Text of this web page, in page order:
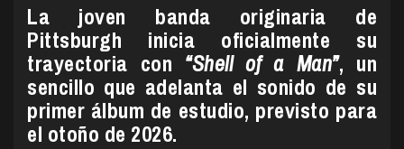
La joven banda originaria de
Pittsburgh inicia oficialmente su
trayectoria con “Shell of a Man”, un
sencillo que adelanta el sonido de su
primer álbum de estudio, previsto para
el otoño de 2026.